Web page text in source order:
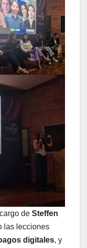
de Steffen
las lecciones
digitales, y